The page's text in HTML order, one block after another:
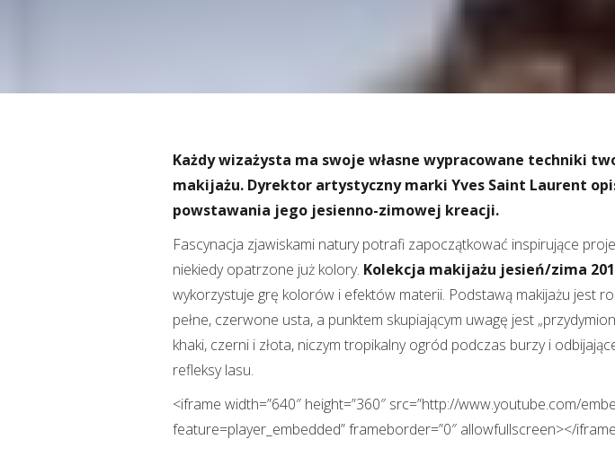
Każdy wizażysta ma swoje własne wypracowane techniki
makijażu. Dyrektor artystyczny marki Yves Saint Laurent
powstawania jego jesienno-zimowej kreacji.
Fascynacja zjawiskami natury potrafi zapoczątkować inspirujące
niekiedy opatrzone już kolory. Kolekcja makijażu jesień/zima
wykorzystuje grę kolorów i efektów materii. Podstawą makijażu jest
pełne, czerwone usta, a punktem skupiającym uwagę jest
khaki, czerni i złota, niczym tropikalny ogród podczas burzy i
refleksy lasu.
<iframe width=”640″ height=”360″ src=”http://www.youtube.com/
feature=player_embedded” frameborder=”0″ allowfullscreen></